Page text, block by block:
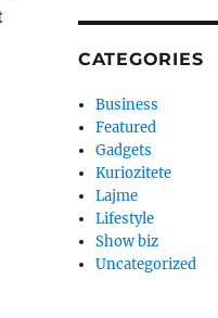
CATEGORIES
Business
Featured
Gadgets
Kuriozitete
Lajme
Lifestyle
Show biz
Uncategorized